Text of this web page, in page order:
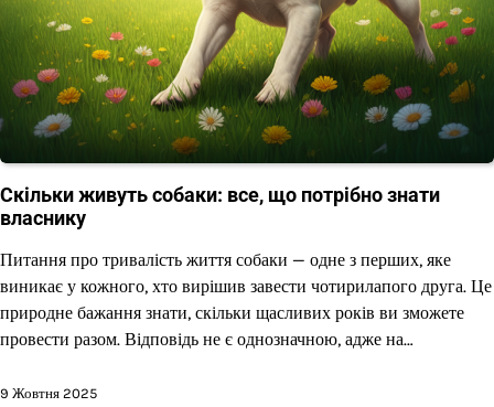
Скільки живуть собаки: все, що потрібно знати
власнику
Питання про тривалість життя собаки — одне з перших, яке
виникає у кожного, хто вирішив завести чотирилапого друга. Це
природне бажання знати, скільки щасливих років ви зможете
провести разом. Відповідь не є однозначною, адже на…
9 Жовтня 2025